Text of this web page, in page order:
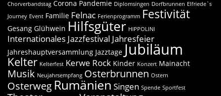
Chorverbandstag Corona Pandemie Diplomsingen Dorfbrunnen Elfriede`s
Journey Event Familie Felnac Ferienprogramm Festivität
Gesang Glühwein Hilfsgüter HIPPOLINI
Internationales Jazzfestival Jahresfeier
Jahreshauptversammlung Jazztage Jubiläum
Kelter Kelterfest Kerwe Rock Kinder Konzert Mainacht
Musik Neujahrsempfang Osterbrunnen Ostern
Osterweg Rumänien Singen Spende Sportfest